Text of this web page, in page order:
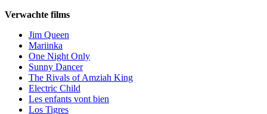
Verwachte films
Jim Queen
Mariinka
One Night Only
Sunny Dancer
The Rivals of Amziah King
Electric Child
Les enfants vont bien
Los Tigres